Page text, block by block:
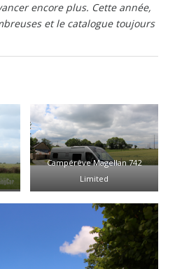
encore plus. Cette année,
et le catalogue toujours
Campérêve Magellan 742
Limited